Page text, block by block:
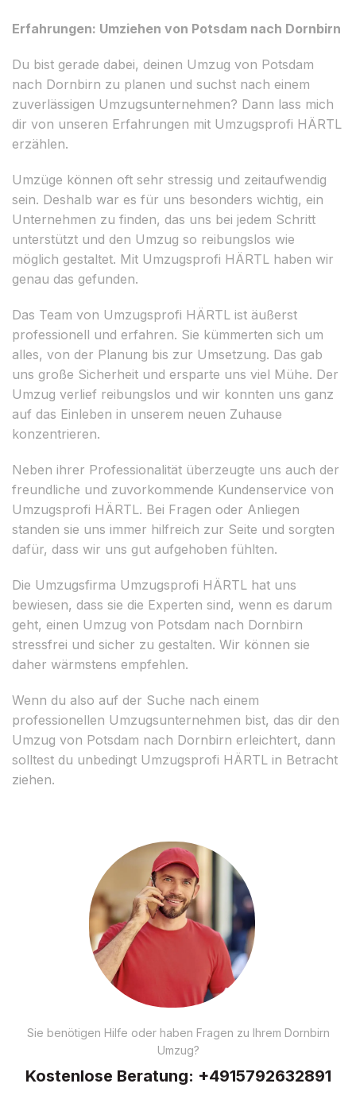
Erfahrungen: Umziehen von Potsdam nach Dornbirn
Du bist gerade dabei, deinen Umzug von Potsdam
nach Dornbirn zu planen und suchst nach einem
zuverlässigen Umzugsunternehmen? Dann lass mich
dir von unseren Erfahrungen mit Umzugsprofi HÄRTL
erzählen.
Umzüge können oft sehr stressig und zeitaufwendig
sein. Deshalb war es für uns besonders wichtig, ein
Unternehmen zu finden, das uns bei jedem Schritt
unterstützt und den Umzug so reibungslos wie
möglich gestaltet. Mit Umzugsprofi HÄRTL haben wir
genau das gefunden.
Das Team von Umzugsprofi HÄRTL ist äußerst
professionell und erfahren. Sie kümmerten sich um
alles, von der Planung bis zur Umsetzung. Das gab
uns große Sicherheit und ersparte uns viel Mühe. Der
Umzug verlief reibungslos und wir konnten uns ganz
auf das Einleben in unserem neuen Zuhause
konzentrieren.
Neben ihrer Professionalität überzeugte uns auch der
freundliche und zuvorkommende Kundenservice von
Umzugsprofi HÄRTL. Bei Fragen oder Anliegen
standen sie uns immer hilfreich zur Seite und sorgten
dafür, dass wir uns gut aufgehoben fühlten.
Die Umzugsfirma Umzugsprofi HÄRTL hat uns
bewiesen, dass sie die Experten sind, wenn es darum
geht, einen Umzug von Potsdam nach Dornbirn
stressfrei und sicher zu gestalten. Wir können sie
daher wärmstens empfehlen.
Wenn du also auf der Suche nach einem
professionellen Umzugsunternehmen bist, das dir den
Umzug von Potsdam nach Dornbirn erleichtert, dann
solltest du unbedingt Umzugsprofi HÄRTL in Betracht
ziehen.
Sie benötigen Hilfe oder haben Fragen zu Ihrem Dornbirn
Umzug?
Kostenlose Beratung: +4915792632891